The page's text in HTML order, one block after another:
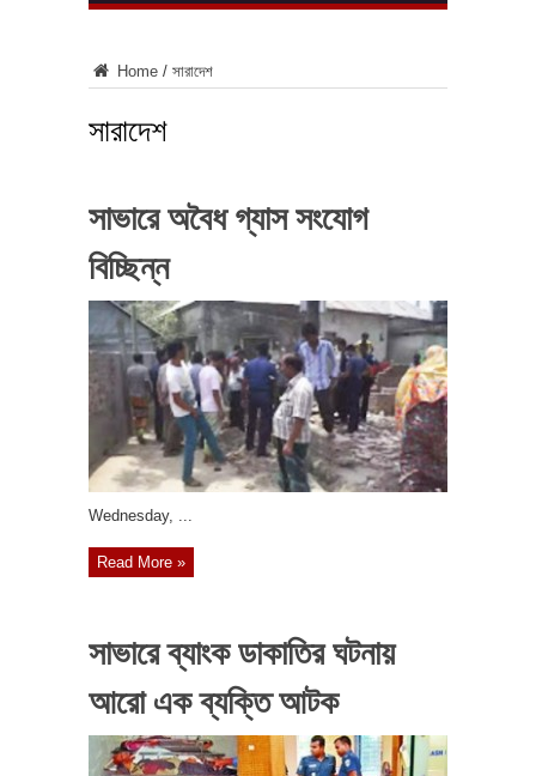
Home / সারাদেশ
সারাদেশ
সাভারে অবৈধ গ্যাস সংযোগ
বিচ্ছিন্ন
‎Wednesday, ...
Read More »
সাভারে ব্যাংক ডাকাতির ঘটনায়
আরো এক ব্যক্তি আটক